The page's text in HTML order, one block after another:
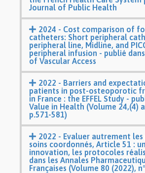
Journal of Public Health
2024 - Cost comparison of
catheters: Short peripheral
peripheral line, Midline, and
peripheral infusion - publié
of Vascular Access
2022 - Barriers and
patients in post-osteoporotic
in France : the EFFEL Study -
Value in Health (Volume 24,(4)
p.571-581)
2022 - Evaluer autrement les
soins coordonnés, Article 51 :
innovation, les protocoles
dans les Annales
Françaises (Volume 80 (2022),